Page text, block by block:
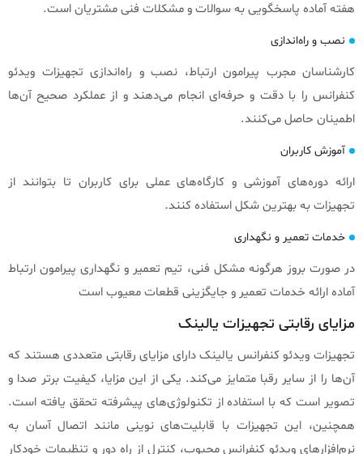
هفته آماده پاسخگویی به سوالات و مشکلات فنی مشتریان است.
نصب و راه‌اندازی
کارشناسان مجرب پیرامون ارتباط، نصب و راه‌اندازی تجهیزات ویدئو
کنفرانس را با دقت و حرفه‌ای انجام می‌دهند و از عملکرد صحیح آن‌ها
اطمینان حاصل می‌کنند.
آموزش کاربران
ارائه دوره‌های آموزشی و کارگاه‌های عملی برای کاربران تا بتوانند از
تجهیزات به بهترین شکل استفاده کنند.
خدمات تعمیر و نگهداری
در صورت بروز هرگونه مشکل فنی، تیم تعمیر و نگهداری پیرامون ارتباط
آماده ارائه خدمات تعمیر و جایگزینی قطعات معیوب است
مزایای رقابتی تجهیزات یالینک
تجهیزات ویدئو کنفرانس یالینک دارای مزایای رقابتی متعددی هستند که
آن‌ها را از سایر رقبا متمایز می‌کند. یکی از این مزایا، کیفیت برتر صدا و
تصویر است که با استفاده از تکنولوژی‌های پیشرفته تحقق یافته است.
همچنین، این تجهیزات با قابلیت‌های نوینی مانند اتصال آسان به
نرم‌افزارهای ویدئو کنفرانس محبوب، کنترل از راه دور و تنظیمات خودکار